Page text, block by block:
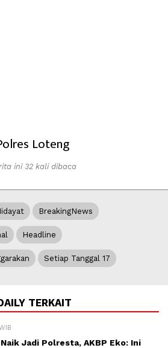
Loteng
ini 32 kali dibaca
BreakingNews
Headline
Setiap Tanggal 17
TERKAIT
Jadi Polresta, AKBP Eko: Ini